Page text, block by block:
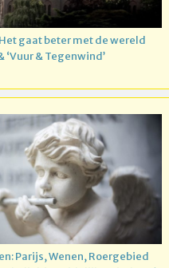
gaat beter met de wereld
‘Vuur & Tegenwind’
Parijs, Wenen, Roergebied